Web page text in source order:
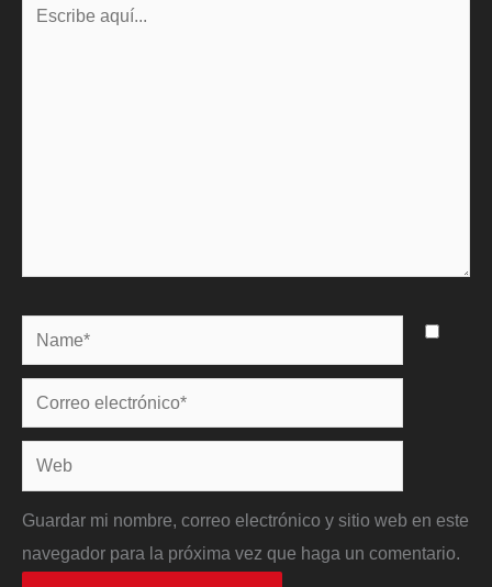
Name*
Correo
electrónico*
Web
Guardar mi nombre, correo electrónico y sitio web en este
navegador para la próxima vez que haga un comentario.